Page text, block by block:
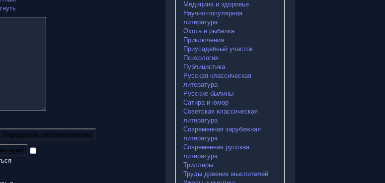
Определить местоположение
Медицина и здоровье
Научно-популярная
литература
Охота и рыбалка
Приключения
Приусадебный участок
Психология
Публицистика
Русская классическая
литература
Русские былины
Сатира и юмор
Советская классическая
литература
Современная зарубежная
литература
Современная русская
литература
Триллеры
Труды древних мыслителей